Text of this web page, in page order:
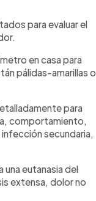
para evaluar el
en casa para
pálidas-amarillas o
para
comportamiento,
secundaria,
una eutanasia del
extensa, dolor no